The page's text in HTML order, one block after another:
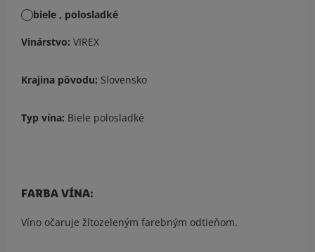
biele , polosladké
Vinárstvo: VIREX
Krajina pôvodu: Slovensko
Typ vína: Biele polosladké
FARBA VÍNA:
Víno očaruje žltozeleným farebným odtieňom.